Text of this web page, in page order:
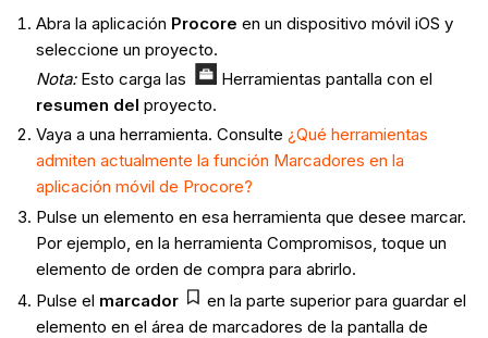
Abra la aplicación Procore en un dispositivo móvil iOS y
seleccione un proyecto.
Nota: Esto carga las
Herramientas pantalla con el
resumen del proyecto.
Vaya a una herramienta. Consulte ¿Qué herramientas
admiten actualmente la función Marcadores en la
aplicación móvil de Procore?
Pulse un elemento en esa herramienta que desee marcar.
Por ejemplo, en la herramienta Compromisos, toque un
elemento de orden de compra para abrirlo.
Pulse el marcador
en la parte superior para guardar el
elemento en el área de marcadores de la pantalla de